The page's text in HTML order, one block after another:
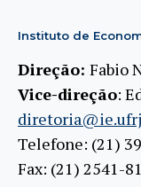
Instituto de
Direção: Fabio
Vice-direção:
Telefone: (21)
Fax: (21) 2541-